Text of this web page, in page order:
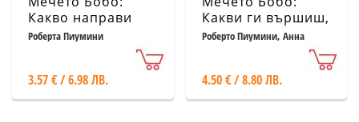
Какво направи
Бобо?
Роберта Пиумини
3.57 € / 6.98 ЛВ.
Какви ги вършиш,
Бобо?
Роберто Пиумини, Анна
4.50 € / 8.80 ЛВ.